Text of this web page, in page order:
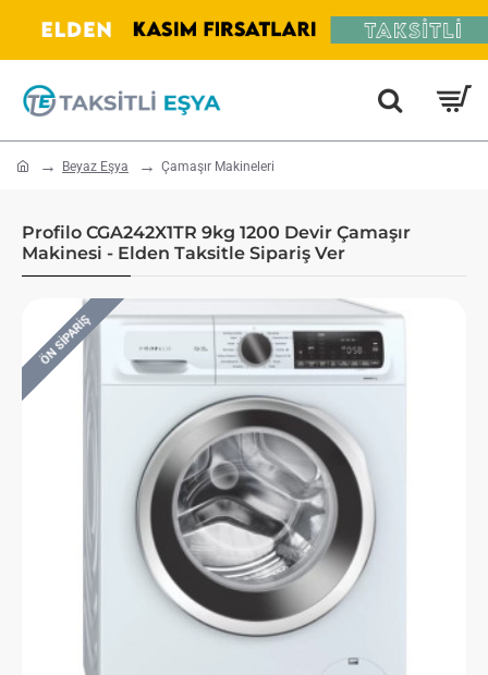
home Beyaz Eşya Çamaşır Makineleri
Profilo CGA242X1TR 9kg 1200 Devir Çamaşır
Makinesi - Elden Taksitle Sipariş Ver
ÖN SIPARIŞ